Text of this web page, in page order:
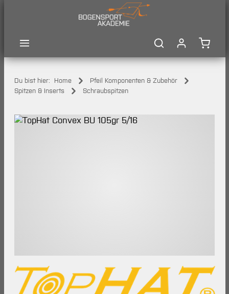
Du bist hier: Home
Pfeil Komponenten & Zubehör
Spitzen & Inserts
Schraubspitzen
Bildergalerie überspringen